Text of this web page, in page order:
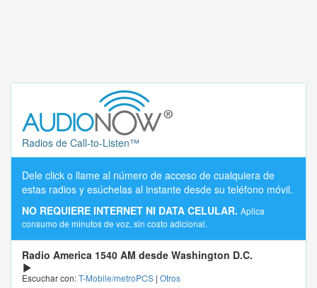
Radios de Call-to-Listen™
Dele click o llame al número de acceso de cualquiera de
estas radios y esúchelas al instante desde su teléfono móvil.
NO REQUIERE INTERNET NI DATA CELULAR. Aplica
consumo de minutos de voz, sin costo adicional.
Radio America 1540 AM desde Washington D.C.
Escuchar con:T-Mobile/metroPCS | Otros